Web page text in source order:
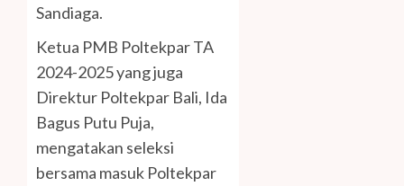
Sandiaga.
Ketua PMB Poltekpar TA
2024-2025 yang juga
Direktur Poltekpar Bali, Ida
Bagus Putu Puja,
mengatakan seleksi
bersama masuk Poltekpar